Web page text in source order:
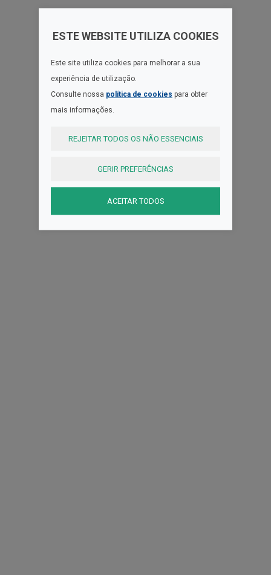
ESTE WEBSITE UTILIZA COOKIES
Este site utiliza cookies para melhorar a sua
experiência de utilização.
Consulte nossa política de cookies para obter
mais informações.
REJEITAR TODOS OS NÃO ESSENCIAIS
GERIR PREFERÊNCIAS
ACEITAR TODOS